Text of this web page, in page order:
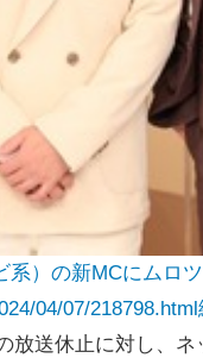
）の新MCにムロ
04/07/218798.html
送休止に対し、